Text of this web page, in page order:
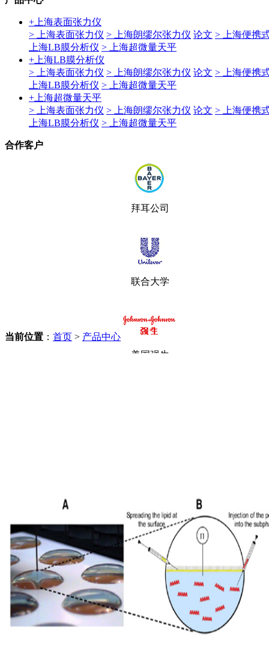
+ 上海表面张力仪
> 上海表面张力仪 > 上海朗缪尔张力仪 论文 > 上海便携
上海LB膜分析仪 > 上海超微量天平
+ 上海LB膜分析仪
> 上海表面张力仪 > 上海朗缪尔张力仪 论文 > 上海便携
上海LB膜分析仪 > 上海超微量天平
+ 上海超微量天平
> 上海表面张力仪 > 上海朗缪尔张力仪 论文 > 上海便携
上海LB膜分析仪 > 上海超微量天平
合作客户
拜耳公司
联合大学
美国强生
当前位置 ： 首页 > 产品中心